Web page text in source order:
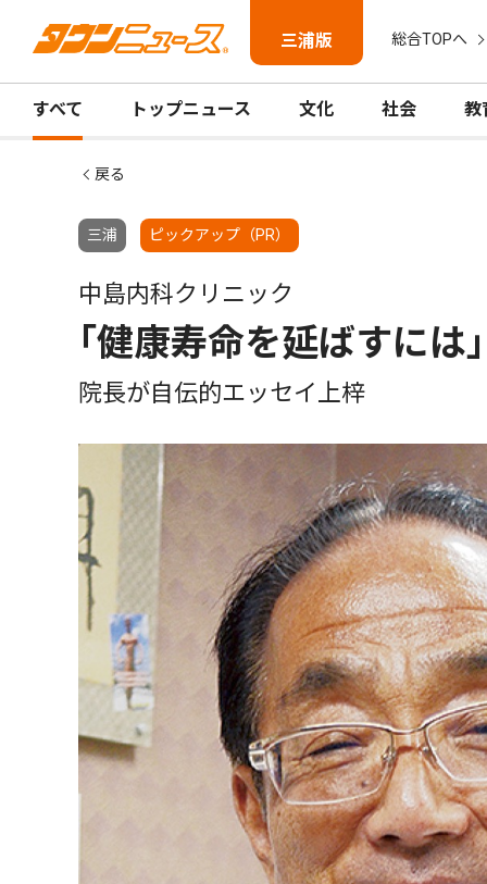
三浦版 総合TOPへ
すべて トップニュース 文化 社会 教
戻る
三浦 ピックアップ（PR）
中島内科クリニック
｢健康寿命を延ばすには｣
院長が自伝的エッセイ上梓